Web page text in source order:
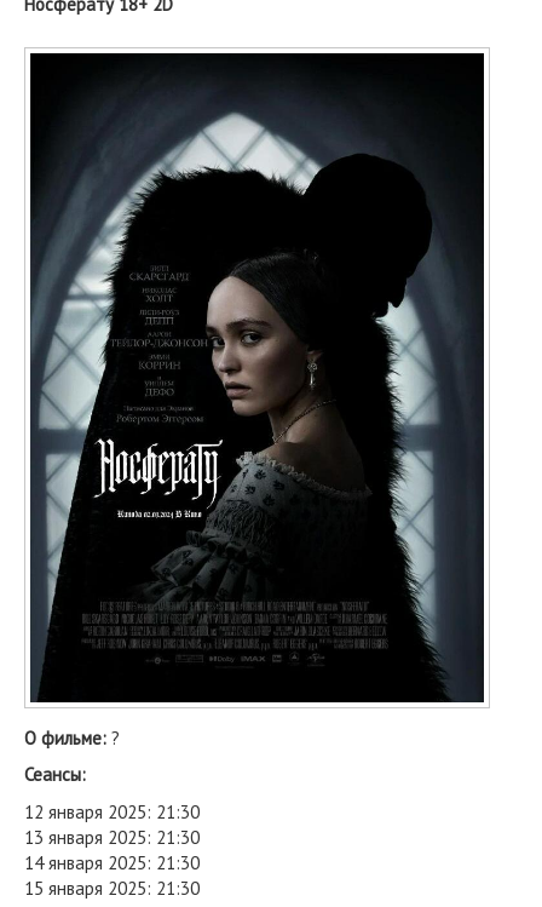
О фильме: ?
Сеансы:
12 января 2025: 21:30
13 января 2025: 21:30
14 января 2025: 21:30
15 января 2025: 21:30